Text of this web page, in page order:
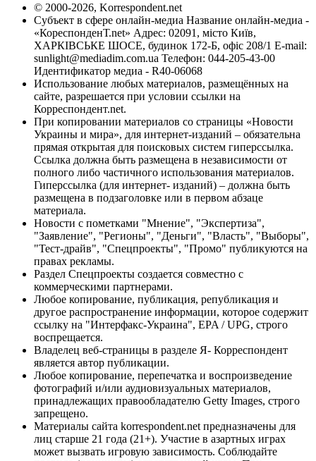
© 2000-2026, Korrespondent.net
Субъект в сфере онлайн-медиа Название онлайн-медиа -
«КореспонденТ.net» Адрес: 02091, місто Київ,
ХАРКІВСЬКЕ ШОСЕ, будинок 172-Б, офіс 208/1 E-mail:
sunlight@mediadim.com.ua Телефон: 044-205-43-00
Идентификатор медиа - R40-06068
Использование любых материалов, размещённых на
сайте, разрешается при условии ссылки на
Корреспондент.net.
При копировании материалов со страницы «Новости
Украины и мира», для интернет-изданий – обязательна
прямая открытая для поисковых систем гиперссылка.
Ссылка должна быть размещена в независимости от
полного либо частичного использования материалов.
Гиперссылка (для интернет- изданий) – должна быть
размещена в подзаголовке или в первом абзаце
материала.
Новости с пометками "Мнение", "Экспертиза",
"Заявление", "Регионы", "Деньги", "Власть", "Выборы",
"Тест-драйв", "Спецпроекты", "Промо" публикуются на
правах рекламы.
Раздел Спецпроекты создается совместно с
коммерческими партнерами.
Любое копирование, публикация, републикация и
другое распространение информации, которое содержит
ссылку на "Интерфакс-Украина", EPA / UPG, строго
воспрещается.
Владелец веб-страницы в разделе Я- Корреспондент
является автор публикации.
Любое копирование, перепечатка и воспроизведение
фотографий и/или аудиовизуальных материалов,
принадлежащих правообладателю Getty Images, строго
запрещено.
Материалы сайта korrespondent.net предназначены для
лиц старше 21 года (21+). Участие в азартных играх
может вызвать игровую зависимость. Соблюдайте